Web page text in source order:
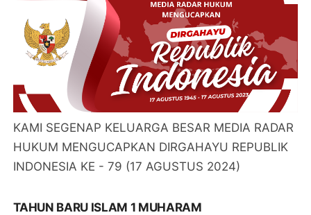
KAMI SEGENAP KELUARGA BESAR MEDIA RADAR
HUKUM MENGUCAPKAN DIRGAHAYU REPUBLIK
INDONESIA KE - 79 (17 AGUSTUS 2024)
TAHUN BARU ISLAM 1 MUHARAM